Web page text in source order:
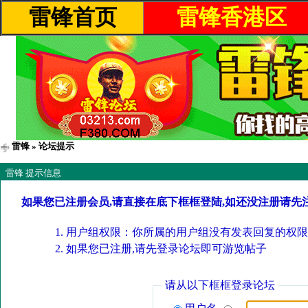
雷锋首页 雷锋香港区
雷锋 » 论坛提示
雷锋 提示信息
如果您已注册会员,请直接在底下框框登陆,如还没注册请先
用户组权限：你所属的用户组没有发表回复的权
如果您已注册,请先登录论坛即可游览帖子
请从以下框框登录论坛